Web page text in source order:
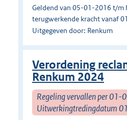
Geldend van 05-01-2016 t/m
terugwerkende kracht vanaf
Uitgegeven door: Renkum
Verordening
Renkum 2024
Regeling vervallen per
Uitwerkingtredingdatum